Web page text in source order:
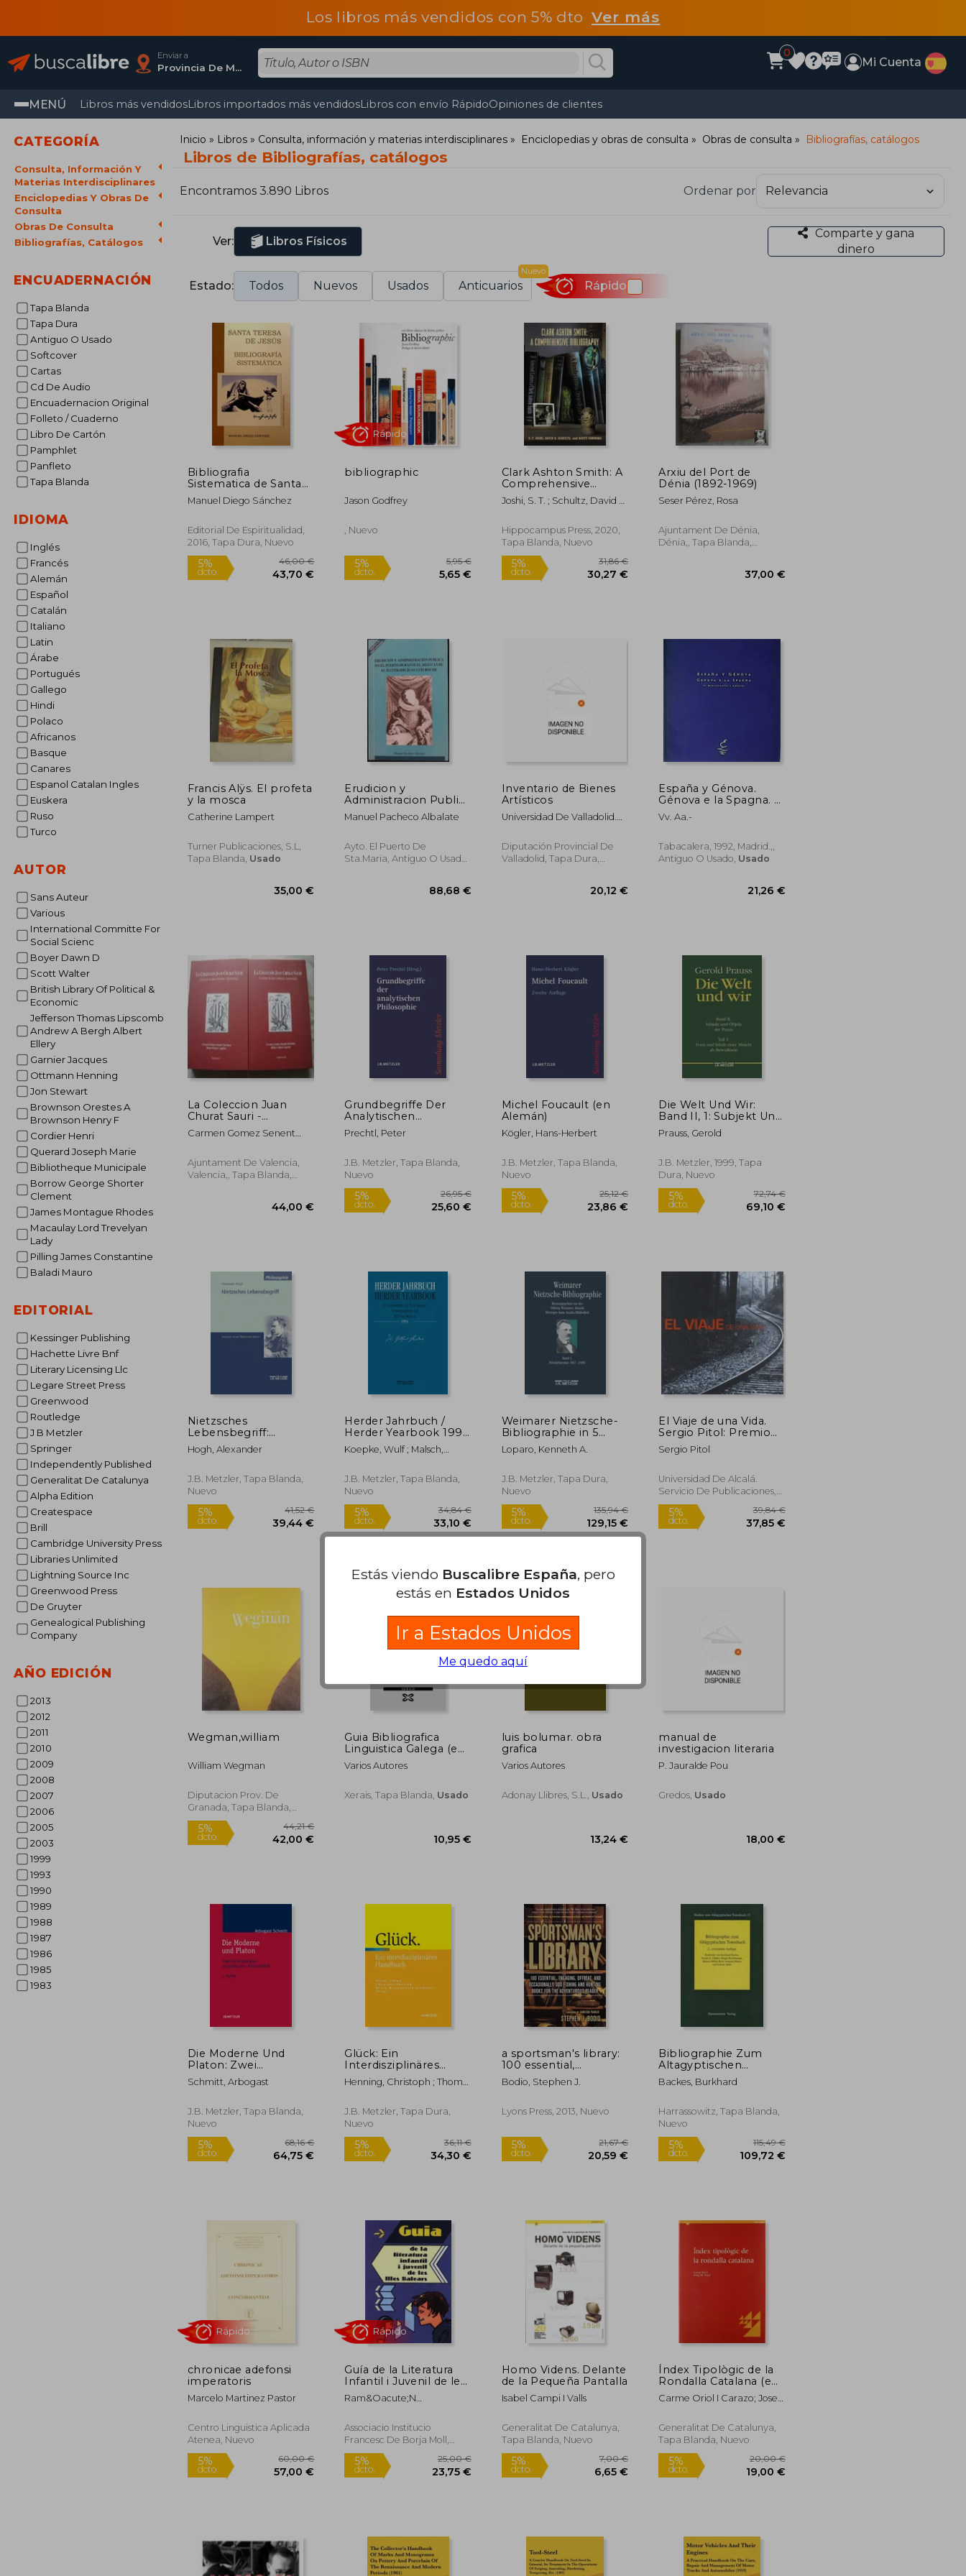
Los libros más vendidos con 5% dtoVer más
Enviar a
Provincia De Madrid
0
Mi Cuenta
MENÚ Libros más vendidosLibros importados más vendidosLibros con envío RápidoOpiniones de clientes
CATEGORÍA
Consulta, Información Y
Materias Interdisciplinares
Enciclopedias Y Obras De
Consulta
Obras De Consulta
Bibliografías, Catálogos
ENCUADERNACIÓN
Tapa Blanda
Tapa Dura
Antiguo O Usado
Softcover
Cartas
Cd De Audio
Encuadernacion Original
Folleto / Cuaderno
Libro De Cartón
Pamphlet
Panfleto
Tapa Blanda
IDIOMA
Inglés
Francés
Alemán
Español
Catalán
Italiano
Latin
Árabe
Portugués
Gallego
Hindi
Polaco
Africanos
Basque
Canares
Espanol Catalan Ingles
Euskera
Ruso
Turco
AUTOR
Sans Auteur
Various
International Committe For
Social Scienc
Boyer Dawn D
Scott Walter
British Library Of Political &
Economic
Jefferson Thomas Lipscomb
Andrew A Bergh Albert
Ellery
Garnier Jacques
Ottmann Henning
Jon Stewart
Brownson Orestes A
Brownson Henry F
Cordier Henri
Querard Joseph Marie
Bibliotheque Municipale
Borrow George Shorter
Clement
James Montague Rhodes
Macaulay Lord Trevelyan
Lady
Pilling James Constantine
Baladi Mauro
EDITORIAL
Kessinger Publishing
Hachette Livre Bnf
Literary Licensing Llc
Legare Street Press
Greenwood
Routledge
J B Metzler
Springer
Independently Published
Generalitat De Catalunya
Alpha Edition
Createspace
Brill
Cambridge University Press
Libraries Unlimited
Lightning Source Inc
Greenwood Press
De Gruyter
Genealogical Publishing
Company
AÑO EDICIÓN
2013
2012
2011
2010
2009
2008
2007
2006
2005
2003
1999
1993
1990
1989
1988
1987
1986
1985
1983
Inicio Libros Consulta, información y materias interdisciplinares Enciclopedias y obras de consulta Obras de consulta Bibliografías, catálogos
Libros de Bibliografías, catálogos
Encontramos 3.890 Libros Ordenar por
Ver: Libros Físicos
Comparte y gana
dinero
Estado: Todos Nuevos Usados Anticuarios
Nuevo
Rápido
Bibliografia
Sistematica de Santa
Teresa de Jesus
Manuel Diego Sánchez
Editorial De Espiritualidad,
2016, Tapa Dura, Nuevo
bibliographic
Jason Godfrey
, Nuevo
Clark Ashton Smith: A
Comprehensive
Bibliography (en
Inglés)
Joshi, S. T. ; Schultz, David E.
Hippocampus Press, 2020,
Tapa Blanda, Nuevo
30,27 €
Arxiu del Port de
Dénia (1892-1969)
Seser Pérez, Rosa
Ajuntament De Dénia,
Dénia,, Tapa Blanda,
Francis Alÿs. El profeta
y la mosca
Catherine Lampert
Turner Publicaciones, S.L,
Tapa Blanda, Usado
35,00 €
Erudicion y
Administracion Publica
en el Puerto Durante
el Siglo Xviii: El
Roche
Manuel Pacheco Albalate
Ayto. El Puerto De
Sta.Maria, Antiguo O Usado,
Inventario de Bienes
Artísticos
Universidad De Valladolid.
Letras. Departamento De
Historia Del Arte
Diputación Provincial De
Valladolid, Tapa Dura,
20,12 €
España y Génova.
Génova e la Spagna. El
Mediterráneo y
América.
Vv. Aa.-
Tabacalera, 1992, Madrid.,,
Antiguo O Usado, Usado
La Coleccion Juan
Churat Sauri -
Catalogo de Obras
Impresas y
Carmen Gomez Senent
Aguilar
Ajuntament De Valencia,
Valencia,, Tapa Blanda,
Grundbegriffe Der
Analytischen
Philosophie (en
Alemán)
Prechtl, Peter
J.B. Metzler, Tapa Blanda,
Nuevo
dcto.
Michel Foucault (en
Alemán)
Kögler, Hans-Herbert
J.B. Metzler, Tapa Blanda,
Nuevo
5%
dcto.
25,12 €
23,86 €
Die Welt Und Wir:
Band II, 1: Subjekt Und
Objekt Der Praxis.
Form Und Inhalt Einer
Bewußtsein (en
Alemán)
Prauss, Gerold
J.B. Metzler, 1999, Tapa
Dura, Nuevo
5%
dcto.
Nietzsches
Lebensbegriff:
Versuch Einer
Rekonstruktion (en
Hogh, Alexander
J.B. Metzler, Tapa Blanda,
Nuevo
5%
dcto. 39,44 €
Herder Jahrbuch /
Herder Yearbook 1994
(en Alemán)
Koepke, Wulf ; Malsch,
J.B. Metzler, Tapa Blanda,
Nuevo
dcto. 33,10 €
Weimarer Nietzsche-
Bibliographie in 5
Bänden: Band 1:
Primärliteratur 1867-
Loparo, Kenneth A.
J.B. Metzler, Tapa Dura,
Nuevo
El Viaje de una Vida.
Sergio Pitol: Premio
Cervantes 2005
Sergio Pitol
Universidad De Alcalá.
Servicio De Publicaciones,
2006, 1 Edición, Tapa
Blanda, Nuevo
Wegman,william
William Wegman
Diputacion Prov. De
Granada, Tapa Blanda,
Nuevo
5%
Guia Bibliografica
Linguistica Galega (en
Gallego)
Varios Autores
Xerais, Tapa Blanda, Usado
luis bolumar. obra
grafica
Varios Autores
Adonay Llibres, S.l., Usado
manual de
investigacion literaria
P. Jauralde Pou
Gredos, Usado
Die Moderne Und
Platon: Zwei
Grundformen
Europäischer
Alemán)
Schmitt, Arbogast
J.B. Metzler, Tapa Blanda,
Nuevo
5%
dcto.
68,16 €
64,75 €
Glück: Ein
Interdisziplinäres
Handbuch (en
Alemán)
Henning, Christoph ; Thomä,
Schönherr, Olivia
J.B. Metzler, Tapa Dura,
Nuevo
5%
dcto.
36,11 €
34,30 €
a sportsman's library:
100 essential,
engaging, offbeat, and
occasionally odd
books for the
Bodio, Stephen J.
Lyons Press, 2013, Nuevo
5%
dcto.
21,67 €
20,59 €
Bibliographie Zum
Altagyptischen
Totenbuch (en
Alemán)
Backes, Burkhard
Harrassowitz, Tapa Blanda,
Nuevo
5%
dcto.
chronicae adefonsi
imperatoris
Marcelo Martinez Pastor
Centro Linguistica Aplicada
Atenea, Nuevo
Guía de la Literatura
Infantil i Juvenil de les
Illes Balears (en
Catalán)
Ram&Oacute;N
Associacio Institucio
Francesc De Borja Moll,
2003, 1 Edición, Tapa
Blanda, Nuevo
Homo Videns. Delante
de la Pequeña Pantalla
Isabel Campi I Valls
Generalitat De Catalunya,
Tapa Blanda, Nuevo
Índex Tipològic de la
Rondalla Catalana (en
Catalán)
Carme Oriol I Carazo; Josep
Generalitat De Catalunya,
Tapa Blanda, Nuevo
Estás viendo Buscalibre España, pero
estás en Estados Unidos
Ir a Estados Unidos
Me quedo aquí